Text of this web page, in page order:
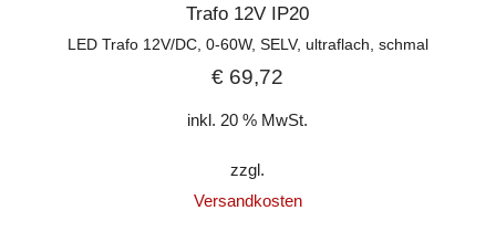
Trafo 12V IP20
LED Trafo 12V/DC, 0-60W, SELV, ultraflach, schmal
€ 69,72
inkl. 20 % MwSt.
zzgl.
Versandkosten